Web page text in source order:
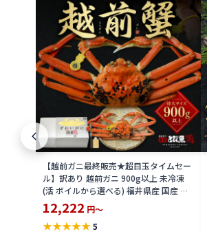
【越前ガニ最終販売★超目玉タイムセー
ル】訳あり 越前ガニ 900g以上 未冷凍
(活 ボイルから選べる) 福井県産 国産 産
地直送 脚折れ 訳ありカニ 越前がに ズワ
イガニ 越前 かに 送料無料 etz-900w
12,222 円～
★★★★★5